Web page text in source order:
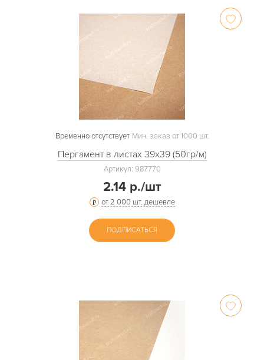
Временно отсутствует Мин. заказ от 1000 шт.
Пергамент в листах 39х39 (50гр/м)
Артикул: 987770
2.14 р./шт
от 2 000 шт. дешевле
ПОДПИСАТЬСЯ